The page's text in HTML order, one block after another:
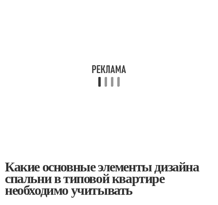
Какие основные элементы дизайна
спальни в типовой квартире
необходимо учитывать